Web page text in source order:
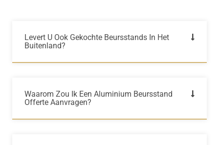
Levert U Ook Gekochte Beursstands In Het
Buitenland?
Waarom Zou Ik Een Aluminium Beursstand
Offerte Aanvragen?